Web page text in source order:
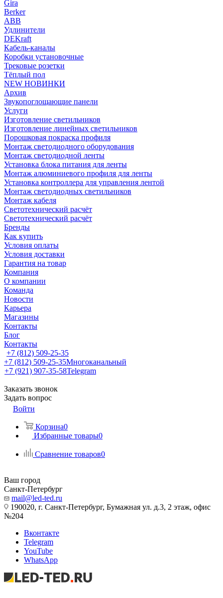
Gira
Berker
ABB
Удлинители
DEKraft
Кабель-каналы
Коробки установочные
Трековые розетки
Тёплый пол
NEW НОВИНКИ
Архив
Звукопоглощающие панели
Услуги
Изготовление светильников
Изготовление линейных светильников
Порошковая покраска профиля
Монтаж светодиодного оборудования
Монтаж светодиодной ленты
Установка блока питания для ленты
Монтаж алюминиевого профиля для ленты
Установка контроллера для управления лентой
Монтаж светодиодных светильников
Монтаж кабеля
Светотехнический расчёт
Светотехнический расчёт
Бренды
Как купить
Условия оплаты
Условия доставки
Гарантия на товар
Компания
О компании
Команда
Новости
Карьера
Магазины
Контакты
Блог
Контакты
+7 (812) 509-25-35
+7 (812) 509-25-35Многоканальный
+7 (921) 907-35-58Telegram
Заказать звонок
Задать вопрос
Войти
Корзина0
Избранные товары0
Сравнение товаров0
Ваш город
Санкт-Петербург
mail@led-ted.ru
190020, г. Санкт-Петербург, Бумажная ул. д.3, 2 этаж, офис
№204
Вконтакте
Telegram
YouTube
WhatsApp